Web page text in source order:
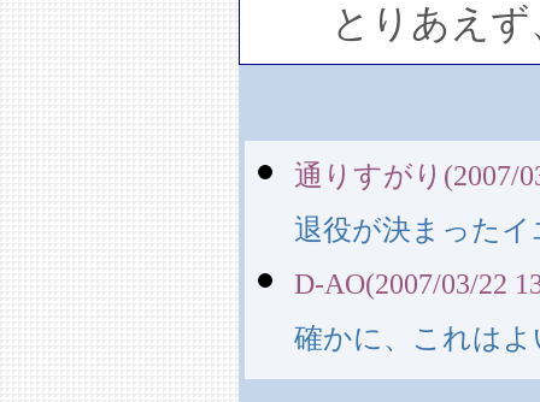
とりあえず
通りすがり(2007/
退役が決まった
D-AO(2007/03/22
確かに、これはよ